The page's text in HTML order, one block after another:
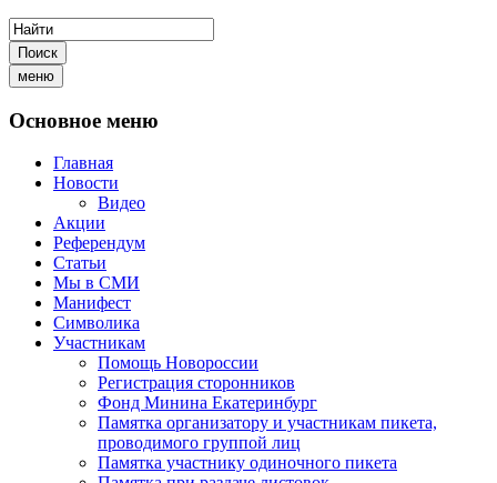
Поиск
меню
Основное меню
Главная
Новости
Видео
Акции
Референдум
Статьи
Мы в СМИ
Манифест
Символика
Участникам
Помощь Новороссии
Регистрация сторонников
Фонд Минина Екатеринбург
Памятка организатору и участникам пикета,
проводимого группой лиц
Памятка участнику одиночного пикета